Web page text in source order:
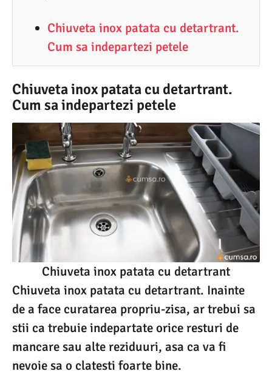
Chiuveta inox patata cu detartrant.
Cum sa indepartezi petele
Chiuveta inox patata cu detartrant.
Cum sa indepartezi petele
Chiuveta inox patata cu detartrant
Chiuveta inox patata cu detartrant. Inainte
de a face curatarea propriu-zisa, ar trebui sa
stii ca trebuie indepartate orice resturi de
mancare sau alte reziduuri, asa ca va fi
nevoie sa o clatesti foarte bine.